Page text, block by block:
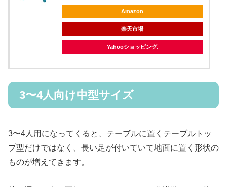
Amazon
楽天市場
Yahooショッピング
3〜4人向け中型サイズ
3〜4人用になってくると、テーブルに置くテーブルトッ
プ型だけではなく、長い足が付いていて地面に置く形状の
ものが増えてきます。